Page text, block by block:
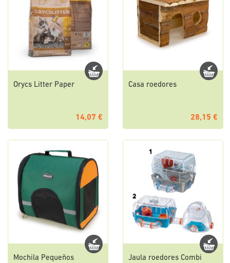
Orycs Litter Paper
14,07 €
Casa roedores
28,15 €
Mochila Pequeños
Jaula roedores Combi